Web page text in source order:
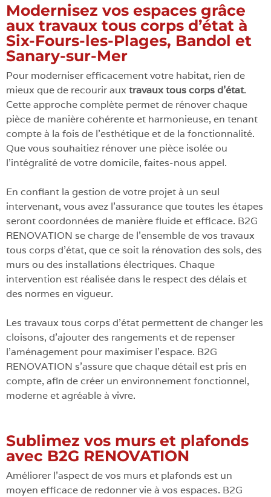
Modernisez vos espaces grâce
aux travaux tous corps d’état à
Six-Fours-les-Plages, Bandol et
Sanary-sur-Mer
Pour moderniser efficacement votre habitat, rien de
mieux que de recourir aux travaux tous corps d’état.
Cette approche complète permet de rénover chaque
pièce de manière cohérente et harmonieuse, en tenant
compte à la fois de l’esthétique et de la fonctionnalité.
Que vous souhaitiez rénover une pièce isolée ou
l’intégralité de votre domicile, faites-nous appel.
En confiant la gestion de votre projet à un seul
intervenant, vous avez l’assurance que toutes les étapes
seront coordonnées de manière fluide et efficace. B2G
RENOVATION se charge de l’ensemble de vos travaux
tous corps d’état, que ce soit la rénovation des sols, des
murs ou des installations électriques. Chaque
intervention est réalisée dans le respect des délais et
des normes en vigueur.
Les travaux tous corps d’état permettent de changer les
cloisons, d’ajouter des rangements et de repenser
l’aménagement pour maximiser l’espace. B2G
RENOVATION s’assure que chaque détail est pris en
compte, afin de créer un environnement fonctionnel,
moderne et agréable à vivre.
Sublimez vos murs et plafonds
avec B2G RENOVATION
Améliorer l’aspect de vos murs et plafonds est un
moyen efficace de redonner vie à vos espaces. B2G